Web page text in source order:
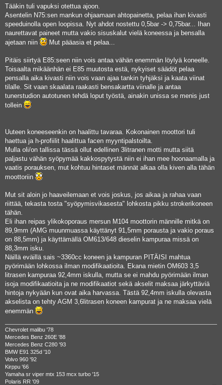
o
s
t
Tääkin tuli vapuksi otettua ajoon.
Asentelin N75:sen mankun ohjaamaan ahtopainetta, pelaa ihan kivasti
speeduinolla open loopissa. Nyt ahdot nostettu 0,5bar -> 0,75bar... Ihan
naurettavat paineet mutta vakio sisuskalut vielä koneessa ja bensalla
ajetaan niin
Mut pääasia et pelaa...
Pitäis siirtyä E85:seen niin vois antaa vähän enemmän löylyä koneelle.
Toisaalta mikäänhän ei E85 muutosta estä, nykyiset säädöt pelaa
pensalla aika kivasti niin vois vaan ajaa tankin tyhjäksi ja kaata viinat
tilalle. Sit vaan skaalata raakasti bensakartta viinalle ja antaa
tunerstudion autotunen tehdä loput työstä, ainakin unissa se menis just
tollein
Uuteen koneeseenkin on haalittu tavaraa. Kokonainen moottori tuli
haettua ja h-profiilit haalittua facen myyntipalstoilta.
Mulla oli/on tallissa tässä ollut edellinen 3litranen motti mutta siitä
paljastu vähän syöpymää kakkospytystä niin ei ihan mee hoonaamalla ja
vaatis porauksen, mut kohtuu hintaset männät alkaa olla kiven alla tähän
moottoriin
Mut sit aloin jo haaveilemaan et vois joskus, jos aikaa ja rahaa vaan
riittää, tekasta tosta "syöpymisvikasesta" lohkosta pikku strokerikoneen
tähän.
Eli ihan reipas ylikokoporaus mersun M104 moottorin männille mitkä on
89,9mm (AMG muunmuassa käyttänyt 91,5mm porausta ja vakio poraus
on 88,5mm) ja käyttämällä OM613/648 dieselin kampuraa missä on
88,3mm isku.
Näillä eväillä sais ~3360cc koneen ja kampuran PITÄISI mahtua
pyörimään lohkossa ilman modifikaatioita. Ekana mietin OM603 3,5
litrasen kampuraa 92,4mm iskulla, mutta se ei mahdu pyörimään ilman
isoja modifikaatioita ja ne modifikaatiot sekä akselit maksaa järkyttäviä
hintoja nykyään kun ovat aika harvassa. Tästä 92,4mm iskulla olevasta
akselista on tehty AGM 3,6litrasen koneen kampurat ja ne maksaa vielä
enemmän
Chevrolet malibu '78
Mercedes Benz 260E '88
Mercedes Benz C280 '93
BMW E91 325d '10
Volvo 960 '92
Kirppu '66
Yamaha sr viper mtx 153 mcx turbo '15
Polaris RR '09